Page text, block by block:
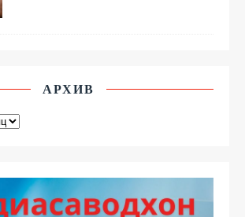
АРХИВ